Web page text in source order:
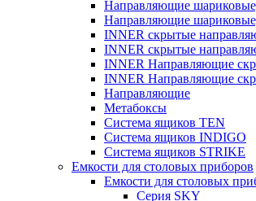
Направляющие
Направляющие
INNER скрытые
INNER скрытые
INNER Направляющие
INNER Направляющие
Направляющие
Метабоксы
Система ящиков TEN
Система ящиков INDIGO
Система ящиков STRIKE
Емкости для столовых приборов
Емкости для столовых
Серия SKY